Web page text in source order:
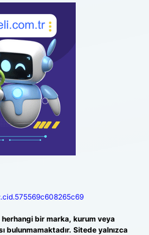
bir marka, kurum veya
bulunmamaktadır. Sitede yalnızca